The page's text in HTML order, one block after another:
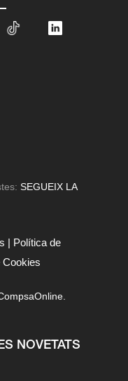
SEGUEIX LA
| Política de
Cookies
NOVETATS